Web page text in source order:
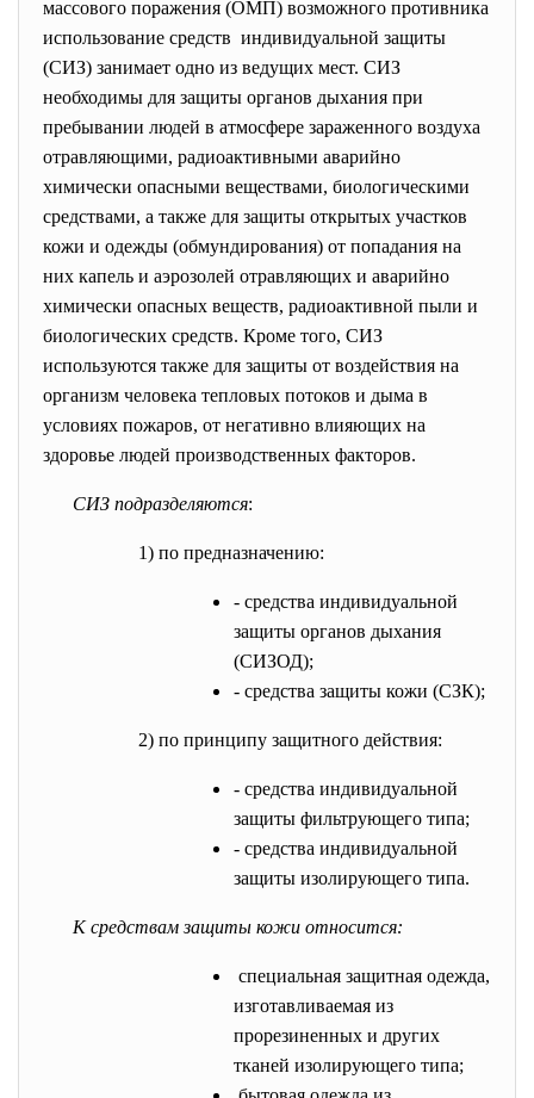
массового поражения (ОМП) возможного противника
использование средств индивидуальной защиты
(СИЗ) занимает одно из ведущих мест. СИЗ
необходимы для защиты органов дыхания при
пребывании людей в атмосфере зараженного воздуха
отравляющими, радиоактивными аварийно
химически опасными веществами, биологическими
средствами, а также для защиты открытых участков
кожи и одежды (обмундирования) от попадания на
них капель и аэрозолей отравляющих и аварийно
химически опасных веществ, радиоактивной пыли и
биологических средств. Кроме того, СИЗ
используются также для защиты от воздействия на
организм человека тепловых потоков и дыма в
условиях пожаров, от негативно влияющих на
здоровье людей производственных факторов.
СИЗ подразделяются:
1) по предназначению:
- средства индивидуальной
защиты органов дыхания
(СИЗОД);
- средства защиты кожи (СЗК);
2) по принципу защитного действия:
- средства индивидуальной
защиты фильтрующего типа;
- средства индивидуальной
защиты изолирующего типа.
К средствам защиты кожи относится:
специальная защитная одежда,
изготавливаемая из
прорезиненных и других
тканей изолирующего типа;